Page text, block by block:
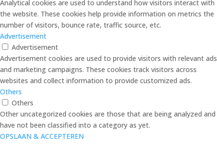
Analytical cookies are used to understand how visitors interact with
the website. These cookies help provide information on metrics the
number of visitors, bounce rate, traffic source, etc.
Advertisement
Advertisement
Advertisement cookies are used to provide visitors with relevant ads
and marketing campaigns. These cookies track visitors across
websites and collect information to provide customized ads.
Others
Others
Other uncategorized cookies are those that are being analyzed and
have not been classified into a category as yet.
OPSLAAN & ACCEPTEREN